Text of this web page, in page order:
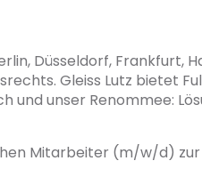
Düsseldorf, Frankfurt,
Gleiss Lutz bietet
und unser Renommee:
Mitarbeiter (m/w/d)